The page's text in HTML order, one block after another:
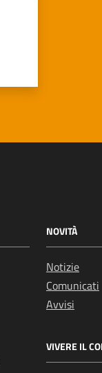
NOVITÀ
Notizie
Comunicati
Avvisi
VIVERE IL